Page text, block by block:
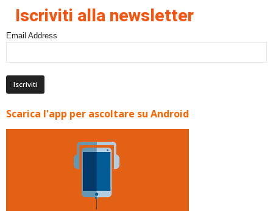
Iscriviti alla newsletter
Email Address
Scarica l'app per ascoltare su Android